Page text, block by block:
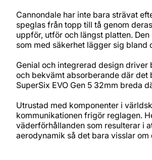
Cannondale har inte bara strävat
speglas från topp till tå genom
uppför, utför och längst platten.
som med säkerhet lägger sig bland
Genial och integrerad design
och bekvämt absorberande där det
SuperSix EVO Gen 5 32mm breda
Utrustad med komponenter i
kommunikationen frigör reglagen.
väderförhållanden som resulterar i
aerodynamik så det bara visslar